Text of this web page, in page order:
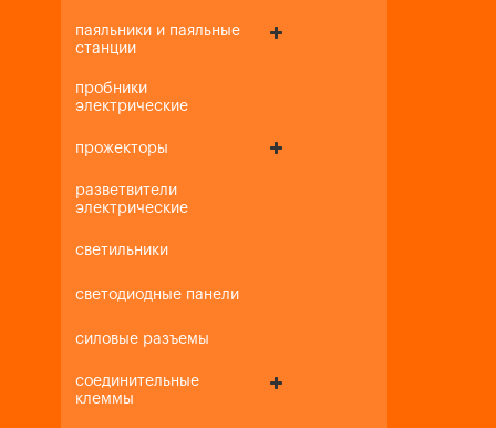
паяльники и паяльные
станции
пробники
электрические
прожекторы
разветвители
электрические
светильники
светодиодные панели
силовые разъемы
соединительные
клеммы